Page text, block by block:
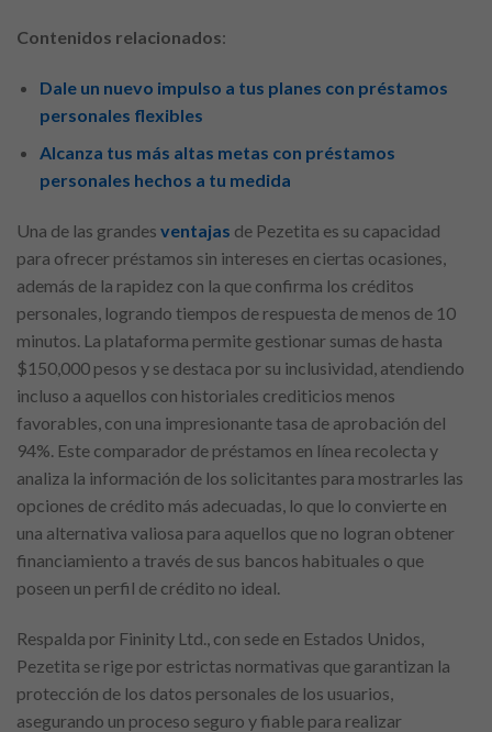
Contenidos relacionados:
Dale un nuevo impulso a tus planes con préstamos
personales flexibles
Alcanza tus más altas metas con préstamos
personales hechos a tu medida
Una de las grandes ventajas de Pezetita es su capacidad
para ofrecer préstamos sin intereses en ciertas ocasiones,
además de la rapidez con la que confirma los créditos
personales, logrando tiempos de respuesta de menos de 10
minutos. La plataforma permite gestionar sumas de hasta
$150,000 pesos y se destaca por su inclusividad, atendiendo
incluso a aquellos con historiales crediticios menos
favorables, con una impresionante tasa de aprobación del
94%. Este comparador de préstamos en línea recolecta y
analiza la información de los solicitantes para mostrarles las
opciones de crédito más adecuadas, lo que lo convierte en
una alternativa valiosa para aquellos que no logran obtener
financiamiento a través de sus bancos habituales o que
poseen un perfil de crédito no ideal.
Respalda por Fininity Ltd., con sede en Estados Unidos,
Pezetita se rige por estrictas normativas que garantizan la
protección de los datos personales de los usuarios,
asegurando un proceso seguro y fiable para realizar